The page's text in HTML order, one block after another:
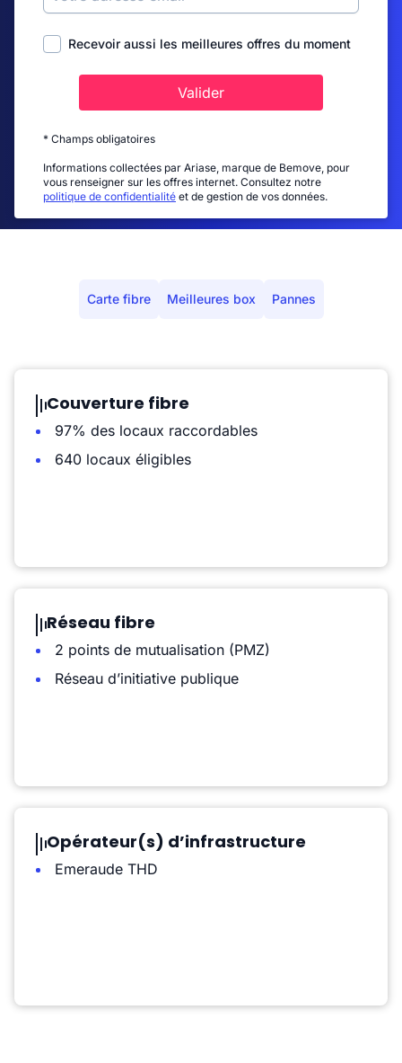
Recevoir aussi les meilleures offres du moment
Valider
* Champs obligatoires
Informations collectées par Ariase, marque de Bemove, pour
vous renseigner sur les offres internet. Consultez notre
politique de confidentialité et de gestion de vos données.
Carte fibre Meilleures box Pannes
Couverture fibre
97% des locaux raccordables
640 locaux éligibles
Réseau fibre
2 points de mutualisation (PMZ)
Réseau d’initiative publique
Opérateur(s) d’infrastructure
Emeraude THD